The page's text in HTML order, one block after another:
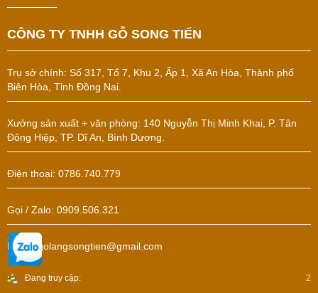
CÔNG TY TNHH GỖ SONG TIẾN
Trụ sở chính: Số 317, Tổ 7, Khu 2, Ấp 1, Xã An Hòa, Thành phố
Biên Hòa, Tỉnh Đồng Nai.
Xưởng sản xuất + văn phòng: 140 Nguyễn Thị Minh Khai, P. Tân
Đông Hiệp, TP. Dĩ An, Bình Dương.
Điện thoại: 0786.740.779
Gọi / Zalo: 0909.506.321
Email: golangsongtien@gmail.com
Đang truy cập: 2